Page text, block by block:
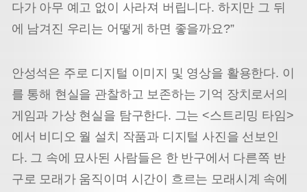
다가 아무 예고 없이 사라져 버립니다. 하지만 그 뒤
에 남겨진 우리는 어떻게 하면 좋을까요?”
안성석은 주로 디지털 이미지 및 영상을 활용한다. 이
를 통해 현실을 관찰하고 보존하는 기억 장치로서의
게임과 가상 현실을 탐구한다. 그는 <스트리밍 타임>
에서 비디오 월 설치 작품과 디지털 사진을 선보인
다. 그 속에 묘사된 사람들은 한 반구에서 다른쪽 반
구로 모래가 움직이며 시간이 흐르는 모래시계 속에